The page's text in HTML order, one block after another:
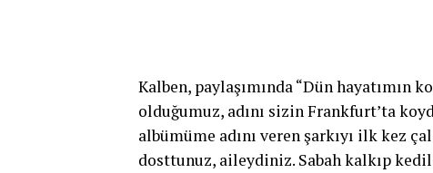
Kalben, paylaşımında “Dün
olduğumuz, adını sizin Frankfurt’ta
albümüme adını veren şarkıyı ilk kez
dosttunuz, aileydiniz. Sabah kalkıp